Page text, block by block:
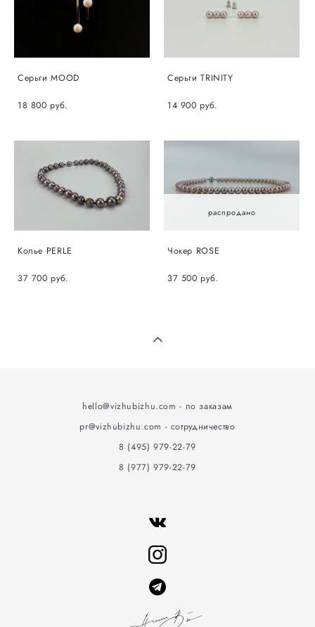
Серьги MOOD
18 800 pуб.
Серьги TRINITY
14 900 pуб.
Колье PERLE
37 700 pуб.
распродано
Чокер ROSE
37 500 pуб.
hello@vizhubizhu.com - по заказам
pr@vizhubizhu.com - сотрудничество
8 (495) 979-22-79
8 (977) 979-22-79